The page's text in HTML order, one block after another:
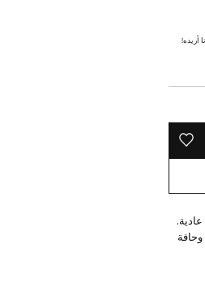
أريده!
حفظه في قائمة منتجاتك المفضلة
عادية.